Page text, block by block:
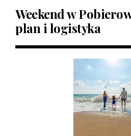
Weekend w
plan i logistyka